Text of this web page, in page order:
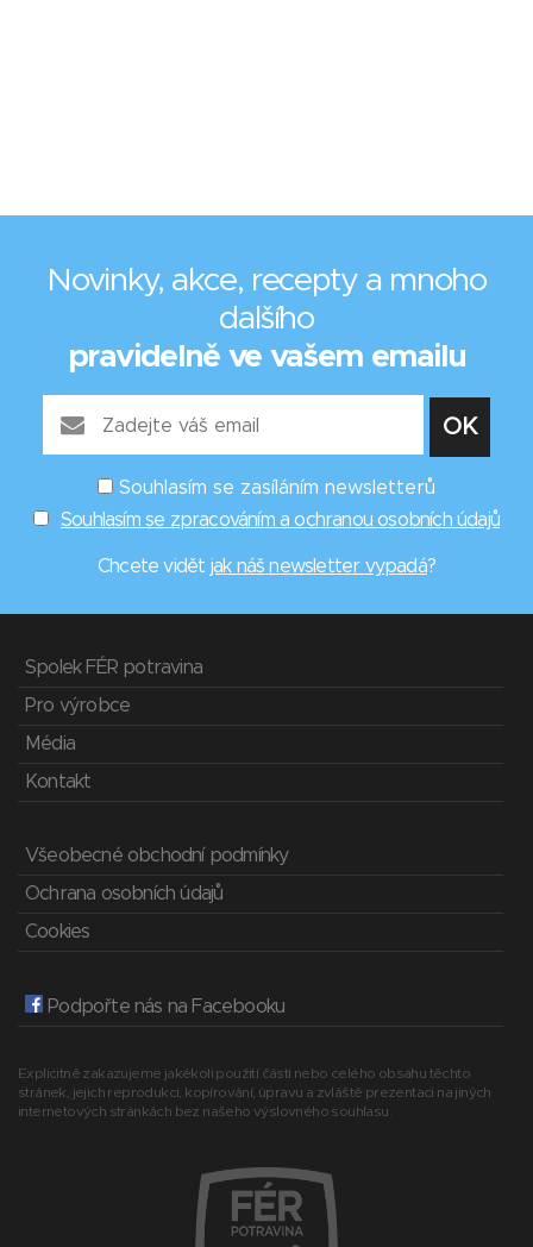
Novinky, akce, recepty a mnoho
dalšího
pravidelně ve vašem emailu
Souhlasím se zasíláním newsletterů
Souhlasím se zpracováním a ochranou osobních údajů
Chcete vidět jak náš newsletter vypadá?
Spolek FÉR potravina
Pro výrobce
Média
Kontakt
Všeobecné obchodní podmínky
Ochrana osobních údajů
Cookies
Podpořte nás na Facebooku
Explicitně zakazujeme jakékoli použití části nebo celého obsahu těchto
stránek, jejich reprodukci, kopírování, úpravu a zvláště prezentaci na jiných
internetových stránkách bez našeho výslovného souhlasu.